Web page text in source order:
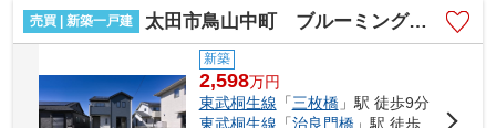
売買 | 新築一戸建 太田市鳥山中町 ブルーミングガーデン
新築
2,598万円
東武桐生線 「三枚橋」駅 徒歩9分
東武桐生線 「治良門橋」駅 徒歩27分